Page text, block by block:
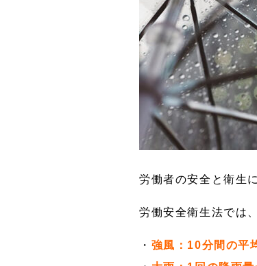
労働者の安全と衛生
労働安全衛生法では
・ 強風：10分間の平